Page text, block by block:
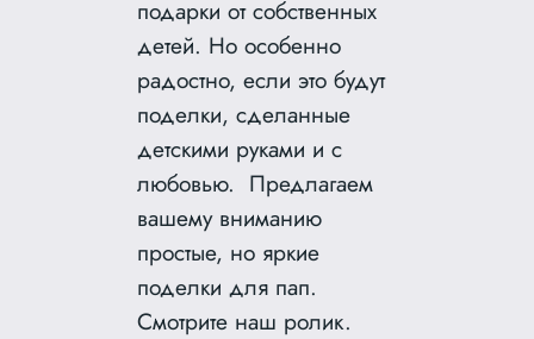
подарки от собственных
детей. Но особенно
радостно, если это будут
поделки, сделанные
детскими руками и с
любовью. Предлагаем
вашему вниманию
простые, но яркие
поделки для пап.
Смотрите наш ролик.